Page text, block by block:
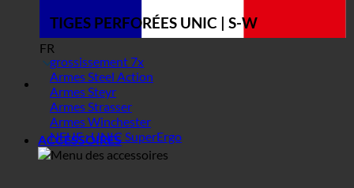
FR
TIGES PERFORÉES UNIC | S-W
grossissement 7x
Armes Steel Action
Armes Steyr
Armes Strasser
Armes Winchester
NEUF : UNIC SuperErgo
ACCESSOIRES